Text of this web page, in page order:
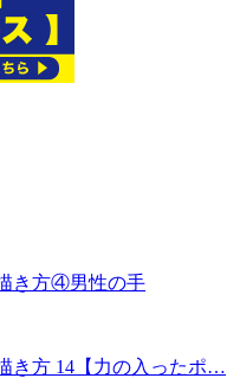
き方④男性の手
き方 14【力の入ったポ…